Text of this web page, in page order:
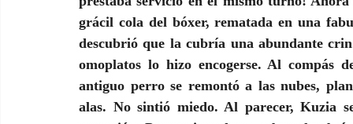
grácil cola del bóxer, rematada en una
descubrió que la cubría una abundante
omoplatos lo hizo encogerse. Al
antiguo perro se remontó a las nubes,
alas. No sintió miedo. Al parecer, Kuzia